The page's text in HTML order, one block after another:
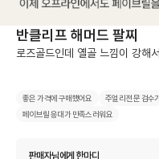
반클리프 해머드 팔찌
로즈골드인데 옐골 느낌이 강해
좋은 가격에 구매했어요 주얼리 전문 검수
페이브릴 응대가 만족스러워요
판매자님에게 한마디